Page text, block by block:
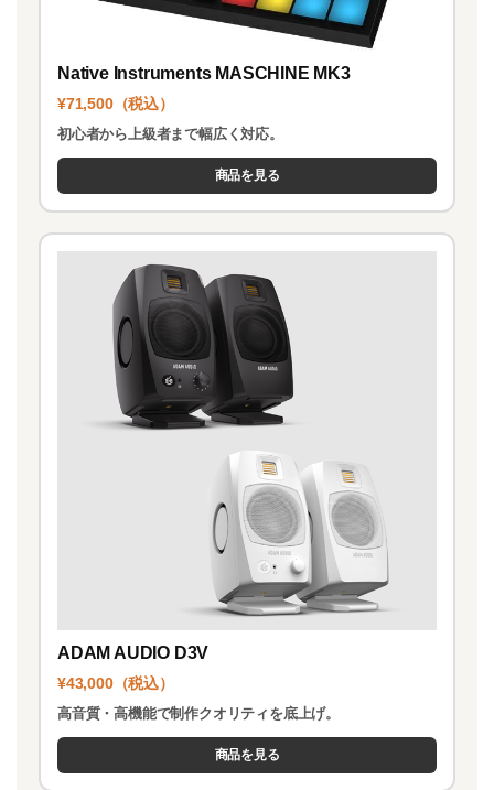
Native Instruments MASCHINE MK3
¥71,500（税込）
初心者から上級者まで幅広く対応。
商品を見る
ADAM AUDIO D3V
¥43,000（税込）
高音質・高機能で制作クオリティを底上げ。
商品を見る